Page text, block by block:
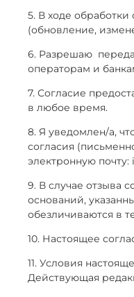
5. В ходе
(обновление,
6. Разрешаю
операторам и
7. Согласие
в любое время.
8. Я уведомлен/а,
согласия
электронную почту:
9. В случае отзыва
оснований,
обезличиваются в
10. Настоящее
11. Условия
Действующая